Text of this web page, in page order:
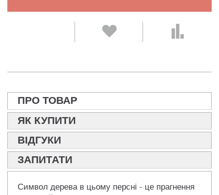
ПРО ТОВАР
ЯК КУПИТИ
ВІДГУКИ
ЗАПИТАТИ
Символ дерева в цьому персні - це прагнення